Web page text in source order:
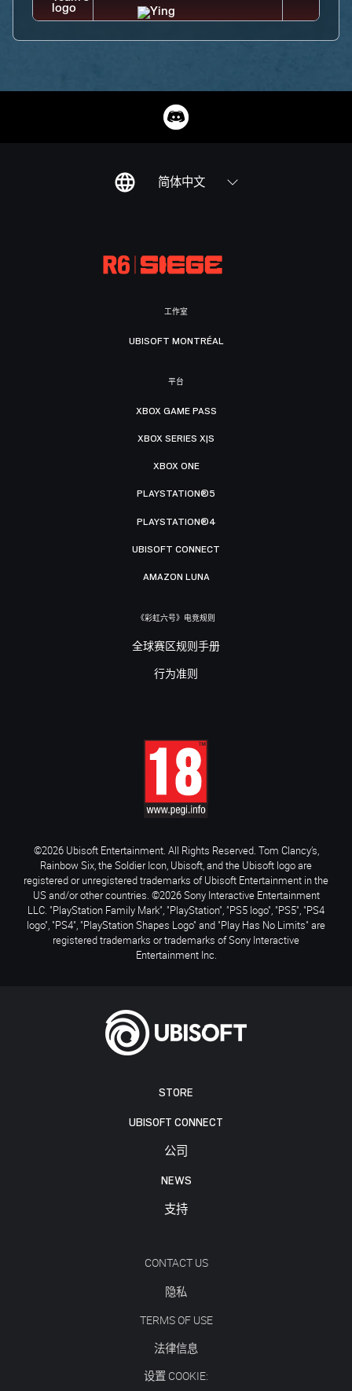
简体中文
STORE
UBISOFT CONNECT
公司
NEWS
支持
CONTACT US
隐私
TERMS OF USE
法律信息
设置 COOKIE:
工作室
UBISOFT MONTRÉAL
平台
XBOX GAME PASS
XBOX SERIES X|S
XBOX ONE
PLAYSTATION®5
PLAYSTATION®4
UBISOFT CONNECT
AMAZON LUNA
《彩虹六号》电竞规则
全球赛区规则手册
行为准则
©2026 Ubisoft Entertainment. All Rights Reserved. Tom Clancy’s,
Rainbow Six, the Soldier Icon, Ubisoft, and the Ubisoft logo are
registered or unregistered trademarks of Ubisoft Entertainment in the
US and/or other countries. ©2026 Sony Interactive Entertainment
LLC. "PlayStation Family Mark", "PlayStation", "PS5 logo", "PS5", "PS4
logo", "PS4", "PlayStation Shapes Logo" and "Play Has No Limits" are
registered trademarks or trademarks of Sony Interactive
Entertainment Inc.